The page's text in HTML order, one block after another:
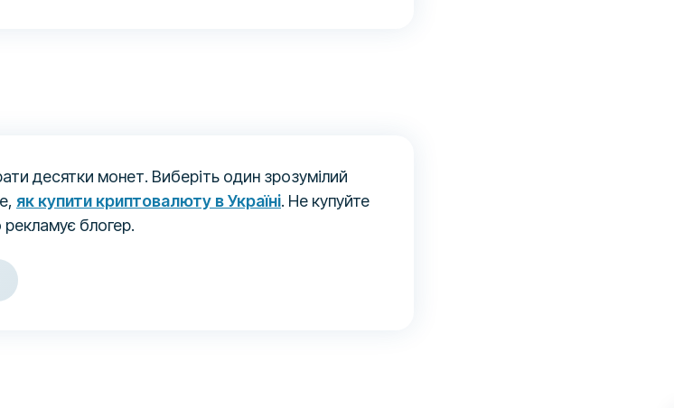
десятки монет. Виберіть один зрозумілий
як купити криптовалюту в Україні. Не купуйте
блогер.